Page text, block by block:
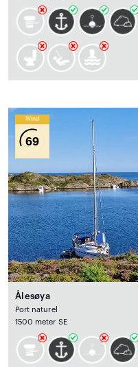
Wind
69
Ålesøya
Port naturel
1500 meter SE